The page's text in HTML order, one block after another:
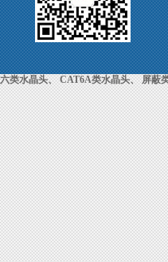
六类水晶头、CAT6A类水晶头、屏蔽